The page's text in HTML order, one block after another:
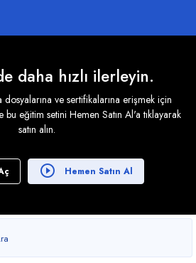
daha hızlı ilerleyin.
dosyalarına ve sertifikalarına erişmek için
bu eğitim setini Hemen Satın Al'a tıklayarak
satın alın.
Hemen Satın Al
Dönen Varlıklar
Varlıklar
Kaynaklar)